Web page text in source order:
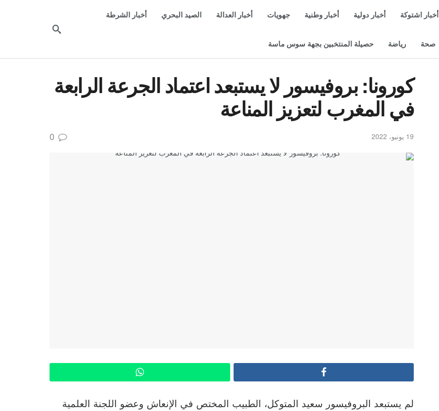
أخبار اشتوكة أخبار دولية أخبار وطنية جهويات أخبار العدالة الصيد البحري أخبار الشرطة
صحة رياضة حصيلة المنتخبين بجهة سوس ماسة
كورونا: بروفيسور لا يستبعد اعتماد الجرعة الرابعة
في المغرب لتعزيز المناعة
19 يونيو، 2022 0
لم يستبعد البروفيسور سعيد المتوكل‎، الطبيب المختص في الإنعاش وعضو اللجنة العلمية